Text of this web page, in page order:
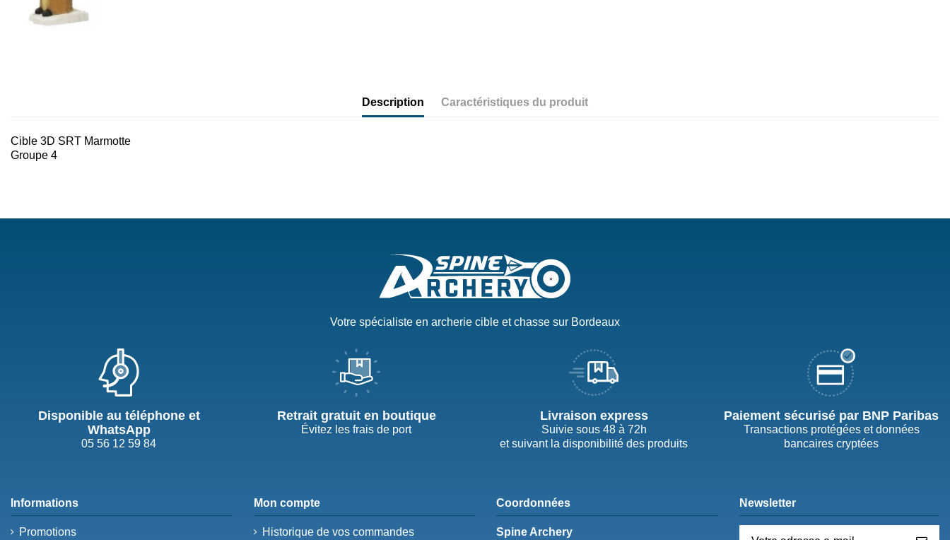
Description Caractéristiques du produit
Cible 3D SRT Marmotte
Groupe 4
Votre spécialiste en archerie cible et chasse sur Bordeaux
Disponible au téléphone et
WhatsApp
05 56 12 59 84
Retrait gratuit en boutique
Évitez les frais de port
Livraison express
Suivie sous 48 à 72h
et suivant la disponibilité des produits
Paiement sécurisé par BNP Paribas
Transactions protégées et données
bancaires cryptées
Informations
Promotions
Mon compte
Historique de vos commandes
Coordonnées
Spine Archery
Newsletter